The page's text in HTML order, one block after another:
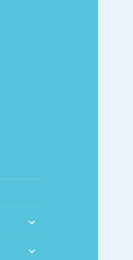
ouvrir
sous-
ouvrir